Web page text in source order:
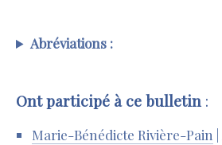
Abréviations :
Ont participé à ce bulletin :
Marie-Bénédicte Rivière-Pain